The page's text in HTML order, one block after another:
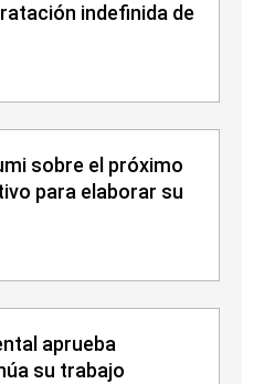
indefinida de
sobre el próximo
para elaborar su
aprueba
su trabajo